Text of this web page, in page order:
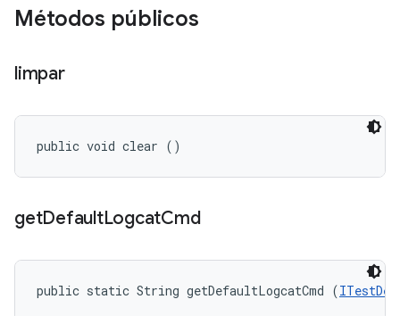
Métodos públicos
limpar
public void clear ()
getDefaultLogcatCmd
public static String getDefaultLogcatCmd (